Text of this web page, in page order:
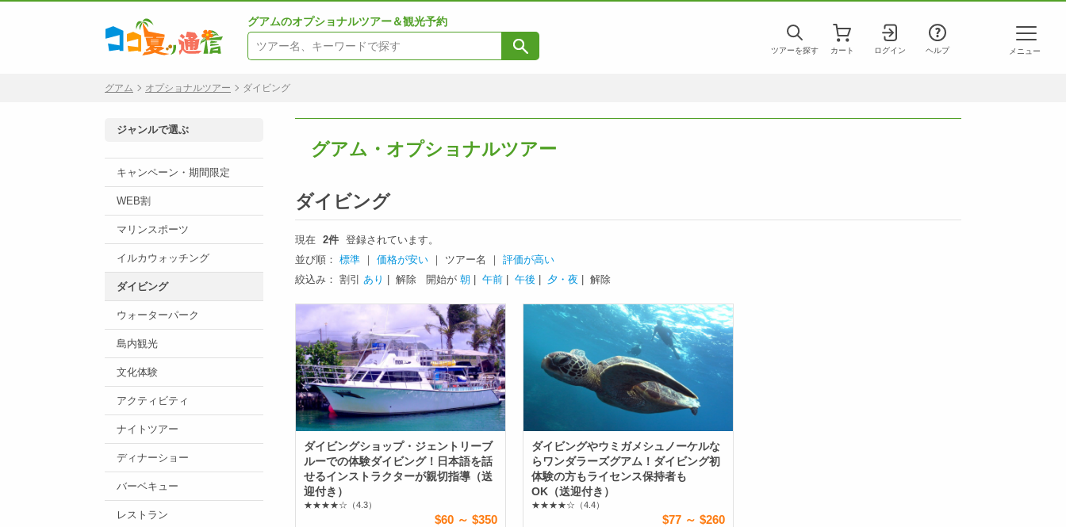
グアムのオプショナルツアー＆観光予約
ツアーを探す カート ログイン ヘルプ
グアム オプショナルツアー ダイビング
グアム・オプショナルツアー
ダイビング
現在 2件 登録されています。
並び順： 標準 ｜ 価格が安い ｜ ツアー名 ｜ 評価が高い
絞込み： 割引 あり | 解除 開始が 朝 午前 午後 夕・夜 | 解除
ダイビングショップ・ジェントリーブ
ルーでの体験ダイビング！日本語を話
せるインストラクターが親切指導（送
迎付き）
★★★★☆ （4.3）
$60 ～ $350
ダイビングやウミガメシュノーケルな
らワンダラーズグアム！ダイビング初
体験の方もライセンス保持者も
OK（送迎付き）
★★★★☆ （4.4）
$77 ～ $260
ジャンルで選ぶ
キャンペーン・期間限定
WEB割
マリンスポーツ
イルカウォッチング
ダイビング
ウォーターパーク
島内観光
文化体験
アクティビティ
ナイトツアー
ディナーショー
バーベキュー
レストラン
メニュー